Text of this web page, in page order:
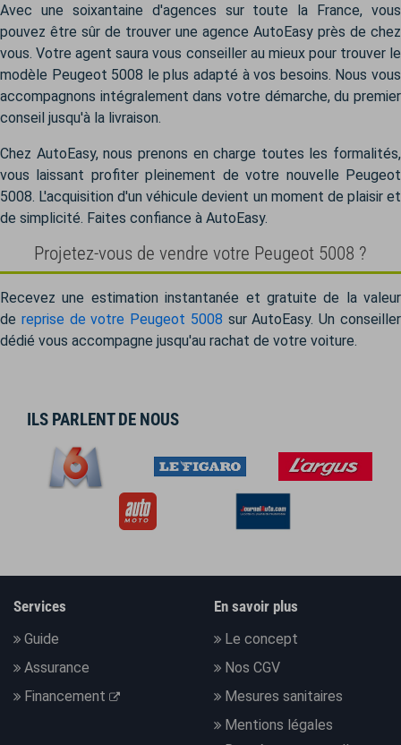
Avec une soixantaine d'agences sur toute la France, vous
pouvez être sûr de trouver une agence AutoEasy près de chez
vous. Votre agent saura vous conseiller au mieux pour trouver le
modèle Peugeot 5008 le plus adapté à vos besoins. Nous vous
accompagnons intégralement dans votre démarche, du premier
conseil jusqu'à la livraison.
Chez AutoEasy, nous prenons en charge toutes les formalités,
vous laissant profiter pleinement de votre nouvelle Peugeot
5008. L'acquisition d'un véhicule devient un moment de plaisir et
de simplicité. Faites confiance à AutoEasy.
Projetez-vous de vendre votre Peugeot 5008 ?
Recevez une estimation instantanée et gratuite de la valeur
de reprise de votre Peugeot 5008 sur AutoEasy. Un conseiller
dédié vous accompagne jusqu'au rachat de votre voiture.
ILS PARLENT DE NOUS
Services
Guide
Assurance
Financement
En savoir plus
Le concept
Nos CGV
Mesures sanitaires
Mentions légales